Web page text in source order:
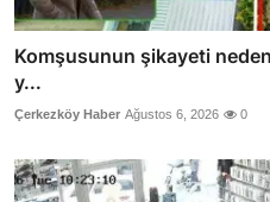
Komşusunun şikayeti
y...
Çerkezköy Haber Ağustos 6, 2026 0